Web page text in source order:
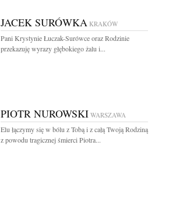
JACEK SURÓWKA KRAKÓW
Pani Krystynie Łuczak-Surówce oraz Rodzinie
przekazuję wyrazy głębokiego żalu i...
PIOTR NUROWSKI WARSZAWA
Elu łączymy się w bólu z Tobą i z całą Twoją Rodziną
z powodu tragicznej śmierci Piotra...